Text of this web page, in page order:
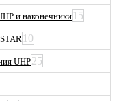
и наконечники 15
10
UHP25